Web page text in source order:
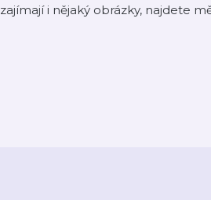
zajímají i nějaký obrázky, najdete